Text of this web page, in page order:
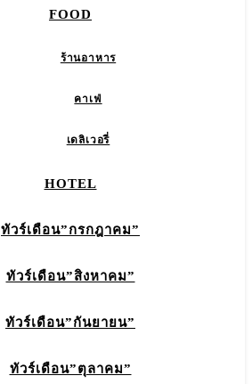
FOOD
ร้านอาหาร
คาเฟ่
เดลิเวอรี่
HOTEL
ทัวร์เดือน”กรกฎาคม”
ทัวร์เดือน”สิงหาคม”
ทัวร์เดือน”กันยายน”
ทัวร์เดือน”ตุลาคม”